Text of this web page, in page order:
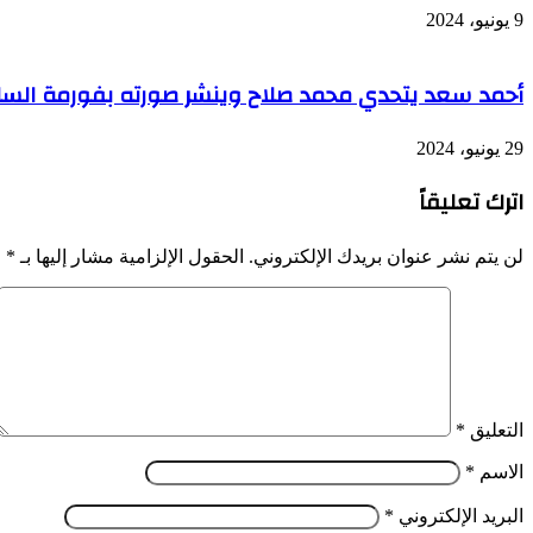
9 يونيو، 2024
أحمد سعد يتحدي محمد صلاح وينشر صورته بفورمة
29 يونيو، 2024
اترك تعليقاً
لن يتم نشر عنوان بريدك الإلكتروني. الحقول الإلزامية مشار إليها بـ *
التعليق *
الاسم *
البريد الإلكتروني *